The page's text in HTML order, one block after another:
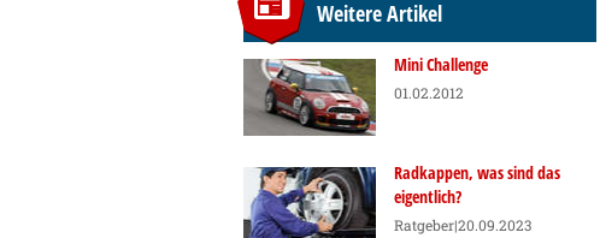
Weitere Artikel
Mini Challenge
01.02.2012
Radkappen, was sind das
eigentlich?
Ratgeber|20.09.2023